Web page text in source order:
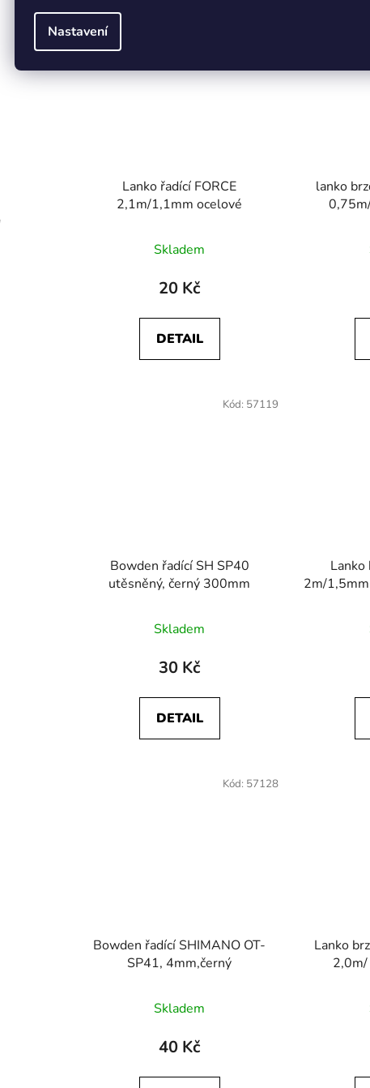
Nastavení
Lanko řadící FORCE
2,1m/1,1mm ocelové
Skladem
20 Kč
DETAIL
lanko
Bowden řadící SH SP40
utěsněný, černý 300mm
Skladem
30 Kč
DETAIL
Kód: 57119
Lanko
2m/
Bowden řadící SHIMANO OT-
SP41, 4mm,černý
Skladem
40 Kč
Kód: 57128
Lanko
2,0m/